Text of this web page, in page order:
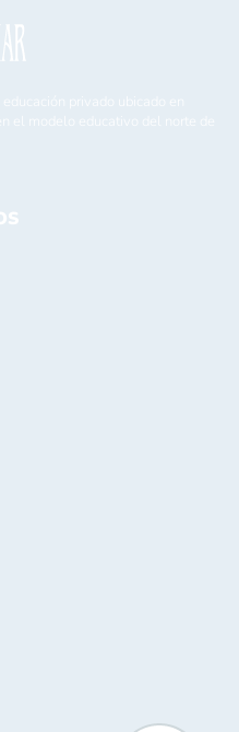
privado ubicado en
el modelo educativo del norte de